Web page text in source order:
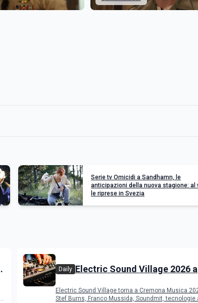
Serie tv Omicidi a Sandhamn, le
anticipazioni della nuova stagione: al
le riprese in Svezia
Daily Electric Sound Village 2026 a
Young Band Contest, il
Electric Sound Village torna a Cremona Musica
Stef Burns, Franco Mussida, Soundmit, tecnologie